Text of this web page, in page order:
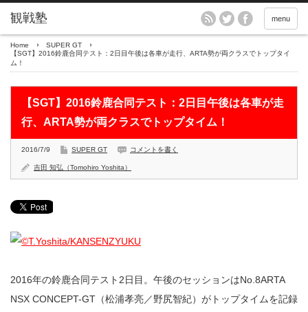
menu
Home
SUPER GT
【SGT】2016鈴鹿合同テスト：2日目午後は各車が走行、ARTA勢が両クラスでトップタイ
ム！
【SGT】2016鈴鹿合同テスト：2日目午後は各車が走
行、ARTA勢が両クラスでトップタイム！
2016/7/9 SUPER GT コメントを書く
吉田 知弘（Tomohiro Yoshita）
2016年の鈴鹿合同テスト2日目。午後のセッションはNo.8ARTA
NSX CONCEPT-GT（松浦孝亮／野尻智紀）がトップタイムを記録